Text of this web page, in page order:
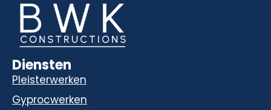
Diensten
Pleisterwerken
Gyprocwerken